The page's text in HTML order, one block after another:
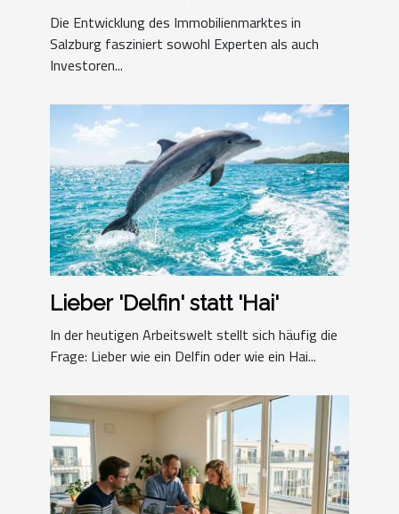
Salzburg
Die Entwicklung des Immobilienmarktes in
Salzburg fasziniert sowohl Experten als auch
Investoren...
Lieber 'Delfin' statt 'Hai'
In der heutigen Arbeitswelt stellt sich häufig die
Frage: Lieber wie ein Delfin oder wie ein Hai...